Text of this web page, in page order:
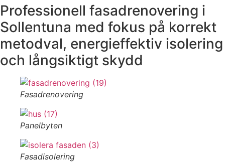
Professionell fasadrenovering i
Sollentuna med fokus på korrekt
metodval, energieffektiv isolering
och långsiktigt skydd
Fasadrenovering
Panelbyten
Fasadisolering